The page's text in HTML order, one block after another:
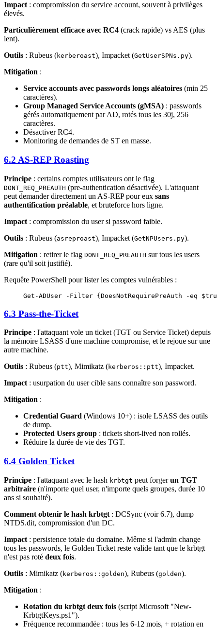
Impact: compromission du service account, souvent à privilèges
élevés.
Particulièrement efficace avec RC4 (crack rapide) vs AES (plus
lent).
Outils : Rubeus (kerberoast), Impacket (GetUserSPNs.py).
Mitigation :
Service accounts avec passwords longs aléatoires (min 25
caractères).
Group Managed Service Accounts (gMSA) : passwords
gérés automatiquement par AD, rotés tous les 30j, 256
caractères.
Désactiver RC4.
Monitoring de demandes de ST en masse.
6.2 AS-REP Roasting
Principe : certains comptes utilisateurs ont le flag
DONT_REQ_PREAUTH (pre-authentication désactivée). L'attaquant
peut demander directement un AS-REP pour eux sans
authentification préalable, et bruteforce hors ligne.
Impact : compromission du user si password faible.
Outils : Rubeus (asreproast), Impacket (GetNPUsers.py).
Mitigation : retirer le flag DONT_REQ_PREAUTH sur tous les users
(rare qu'il soit justifié).
Requête PowerShell pour lister les comptes vulnérables :
Get-ADUser - Filter {DoesNotRequirePreAuth -eq
6.3 Pass-the-Ticket
Principe : l'attaquant vole un ticket (TGT ou Service Ticket) depuis
la mémoire LSASS d'une machine compromise, et le rejoue sur une
autre machine.
Outils : Rubeus (ptt), Mimikatz (kerberos::ptt), Impacket.
Impact : usurpation du user cible sans connaître son password.
Mitigation :
Credential Guard (Windows 10+) : isole LSASS des outils
de dump.
Protected Users group : tickets short-lived non rollés.
Réduire la durée de vie des TGT.
6.4 Golden Ticket
Principe : l'attaquant avec le hash krbtgt peut forgerun TGT
arbitraire (n'importe quel user, n'importe quels groupes, durée 10
ans si souhaité).
Comment obtenir le hash krbtgt : DCSync (voir 6.7), dump
NTDS.dit, compromission d'un DC.
Impact : persistence totale du domaine. Même si l'admin change
tous les passwords, le Golden Ticket reste valide tant que le krbtgt
n'est pas roté deux fois.
Outils : Mimikatz (kerberos::golden), Rubeus (golden).
Mitigation :
Rotation du krbtgt deux fois (script Microsoft "New-
KrbtgtKeys.ps1").
Fréquence recommandée : tous les 6-12 mois, + rotation en